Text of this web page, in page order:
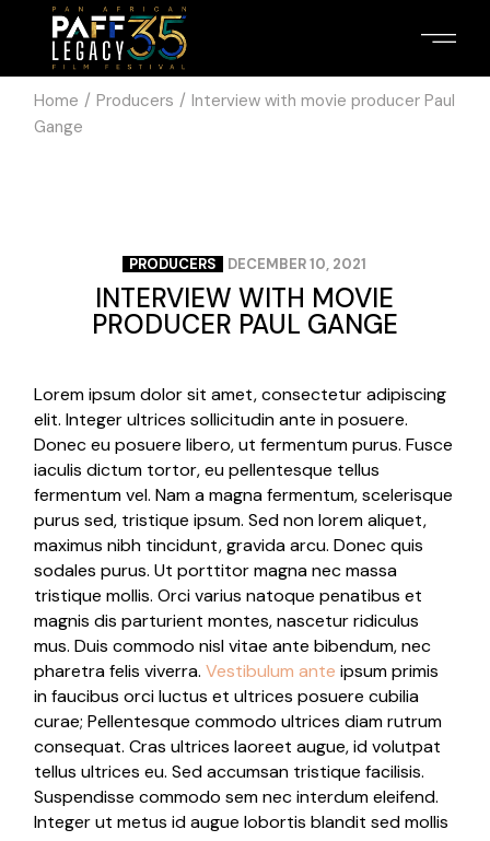
Home Producers
Interview with movie producer Paul
Gange
PRODUCERS DECEMBER 10, 2021
INTERVIEW WITH MOVIE
PRODUCER PAUL GANGE
Lorem ipsum dolor sit amet, consectetur adipiscing
elit. Integer ultrices sollicitudin ante in posuere.
Donec eu posuere libero, ut fermentum purus. Fusce
iaculis dictum tortor, eu pellentesque tellus
fermentum vel. Nam a magna fermentum, scelerisque
purus sed, tristique ipsum. Sed non lorem aliquet,
maximus nibh tincidunt, gravida arcu. Donec quis
sodales purus. Ut porttitor magna nec massa
tristique mollis. Orci varius natoque penatibus et
magnis dis parturient montes, nascetur ridiculus
mus. Duis commodo nisl vitae ante bibendum, nec
pharetra felis viverra.Vestibulum ante ipsum primis
in faucibus orci luctus et ultrices posuere cubilia
curae; Pellentesque commodo ultrices diam rutrum
consequat. Cras ultrices laoreet augue, id volutpat
tellus ultrices eu. Sed accumsan tristique facilisis.
Suspendisse commodo sem nec interdum eleifend.
Integer ut metus id augue lobortis blandit sed mollis